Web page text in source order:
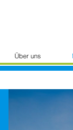
Über uns